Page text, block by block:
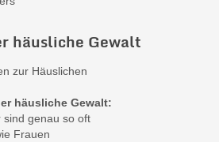
häusliche Gewalt
häusliche Gewalt:
sind genau so oft
Frauen